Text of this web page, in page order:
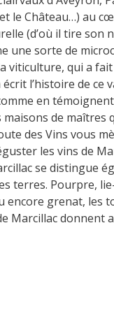
le Château…) au
(d’où il tire son
une sorte de
viticulture, qui a
l’histoire de ce
en
de maîtres
des Vins vous
les vins de
se distingue
terres. Pourpre,
encore grenat, les
Marcillac donnent